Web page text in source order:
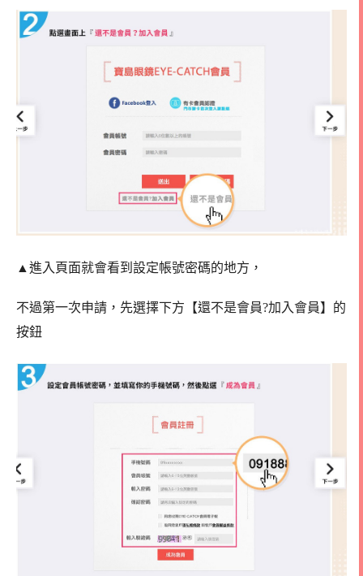
▲進入頁面就會看到設定帳號密碼的地方，
不過第一次申請，先選擇下方【還不是會員?加入會員】的
按鈕